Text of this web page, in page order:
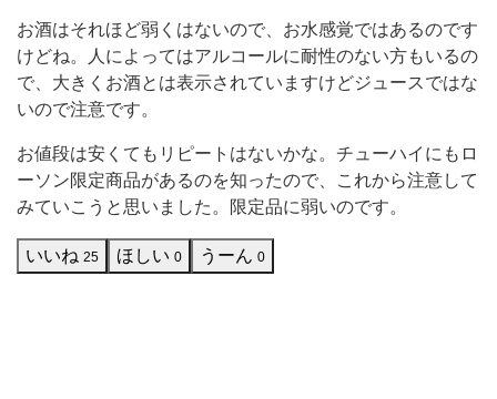
お
値
段
は、
税
込
114
お酒はそれほど弱くはないので、お水感覚ではあるのです
けどね。人によってはアルコールに耐性のない方もいるの
で、大きくお酒とは表示されていますけどジュースではな
いので注意です。
お値段は安くてもリピートはないかな。チューハイにもロ
ーソン限定商品があるのを知ったので、これから注意して
みていこうと思いました。限定品に弱いのです。
いいね 25 ほしい 0 うーん 0